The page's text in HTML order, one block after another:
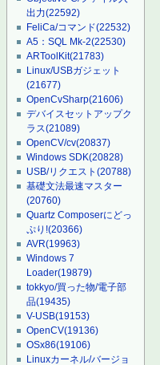
出力(22592)
FeliCa/コマンド(22532)
A5：SQL Mk-2(22530)
ARToolKit(21783)
Linux/USBガジェット
(21677)
OpenCvSharp(21606)
デバイスセットアップク
ラス(21089)
OpenCV/cv(20837)
Windows SDK(20828)
USB/リクエスト(20788)
基礎文法最速マスター
(20760)
Quartz Composerにどっ
ぷり!(20366)
AVR(19963)
Windows 7
Loader(19879)
tokkyo/買った物/電子部
品(19435)
V-USB(19153)
OpenCV(19136)
OSx86(19106)
Linuxカーネル/バージョ